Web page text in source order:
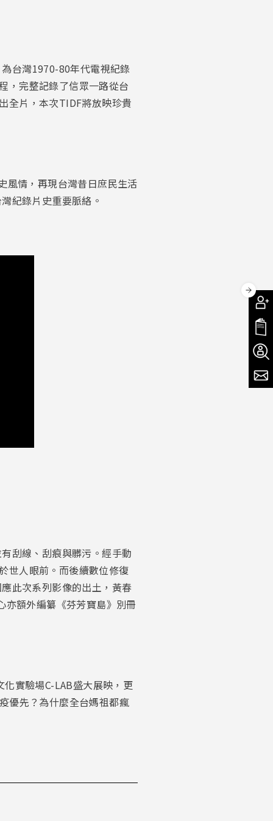
台灣1970-80年代電視紀錄
，完整記錄了信眾一路從台
全片，本次TIDF將放映珍貴
風情，再現台灣昔日庶民生活
紀錄片史重要脈絡。
刮線、刮痕與髒污。經手動
世人眼前。而後續數位修復
此次系列影像的出土，黃春
亦額外編纂《芬芳寶島》別冊
實驗場C-LAB盛大展映，更
優先？為什麼全台媽祖都瘋